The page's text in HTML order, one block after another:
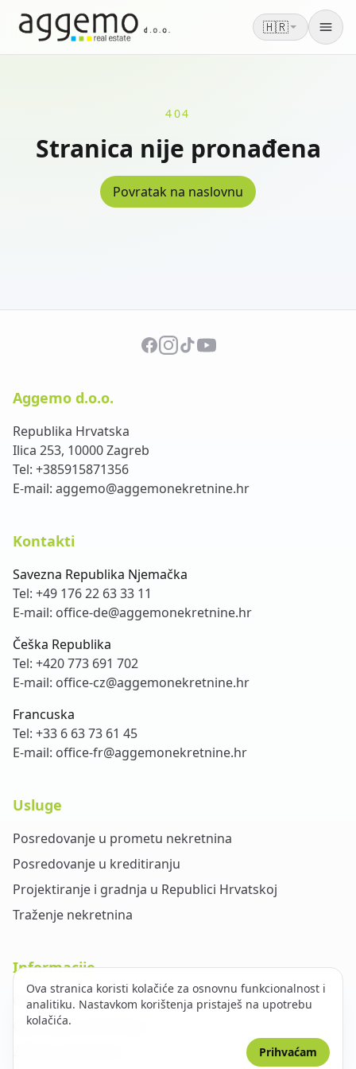
🇭🇷
404
Stranica nije pronađena
Povratak na naslovnu
Aggemo d.o.o.
Republika Hrvatska
Ilica 253, 10000 Zagreb
Tel: +385915871356
E-mail: aggemo@aggemonekretnine.hr
Kontakti
Savezna Republika Njemačka
Tel: +49 176 22 63 33 11
E-mail: office-de@aggemonekretnine.hr
Češka Republika
Tel: +420 773 691 702
E-mail: office-cz@aggemonekretnine.hr
Francuska
Tel: +33 6 63 73 61 45
E-mail: office-fr@aggemonekretnine.hr
Usluge
Posredovanje u prometu nekretnina
Posredovanje u kreditiranju
Projektiranje i gradnja u Republici Hrvatskoj
Traženje nekretnina
Informacije
O nama
Opći uvjeti poslovanja
Ova stranica koristi kolačiće za osnovnu funkcionalnost i
analitiku. Nastavkom korištenja pristaješ na upotrebu
kolačića.
Prihvaćam